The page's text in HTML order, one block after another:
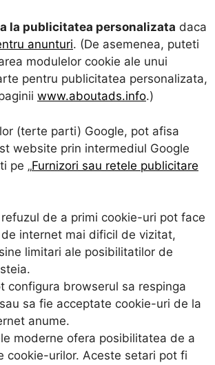
la publicitatea personalizata daca
anunturi. (De asemenea, puteti
modulelor cookie ale unui
pentru publicitatea personalizata,
www.aboutads.info.)
(terte parti) Google, pot afisa
website prin intermediul Google
pe „Furnizori sau retele publicitare
de a primi cookie-uri pot face
internet mai dificil de vizitat,
limitari ale posibilitatilor de
configura browserul sa respinga
sa fie acceptate cookie-uri de la
anume.
moderne ofera posibilitatea de a
cookie-urilor. Aceste setari pot fi